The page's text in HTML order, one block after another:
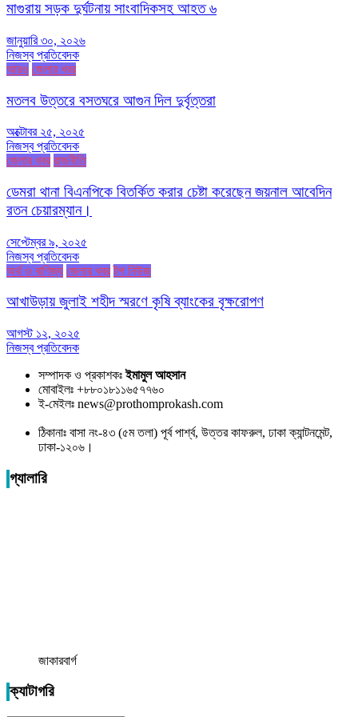
মাগুরায় সড়ক দুর্ঘটনায় সাংবাদিকসহ আহত ৬
জানুয়ারি ৩০, ২০২৬
নিজস্ব প্রতিবেদক
আরও জেলার খবর
মতলব উত্তরে বসতঘরে আগুন দিল দুর্বৃত্তরা
অক্টোবর ২৫, ২০২৫
নিজস্ব প্রতিবেদক
জেলার খবর রাজনীতি
ডেমরা থানা বিএনপিকে বিতর্কিত করার চেষ্টা করেছেন জয়নাল আবেদিন
রতন চেয়ারম্যান।
সেপ্টেম্বর ৯, ২০২৫
নিজস্ব প্রতিবেদক
অর্থ ও বাণিজ্য জেলার খবর টপ নিউজ
আখাউড়ায় জুলাই শহীদ স্মরণে কৃষি ব্যাংকের বৃক্ষরোপণ
আগস্ট ১২, ২০২৫
নিজস্ব প্রতিবেদক
সম্পাদক ও প্রকাশকঃইমামুল আহসান
মোবাইলঃ +৮৮০১৮১১৬৫৭৭৬০
ই-মেইলঃ news@prothomprokash.com
ঠিকানাঃ বাসা নং-৪৩ (৫ম তলা) পূর্ব পার্শ্ব, উত্তর কাফরুল, ঢাকা ক্যান্টনমেন্ট,
ঢাকা-১২০৬।
গ্যালারি
জাকারবার্গ
ক্যাটাগরি